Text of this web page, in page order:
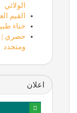
الولائي
القيم
حناء
حصري |
ومتجدد
اعلان